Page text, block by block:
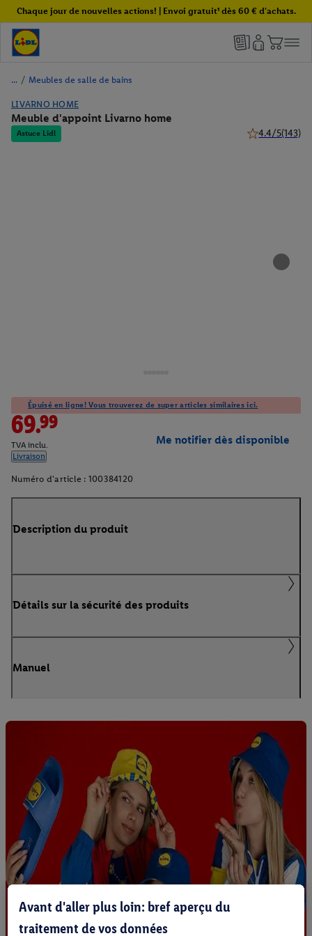
Chaque jour de nouvelles actions! | Envoi gratuit¹ dès 60 € d'achats.
/ Meubles de salle de bains
LIVARNO HOME
Meuble d'appoint Livarno home
Astuce Lidl 4.4/5(143)
Épuisé en ligne! Vous trouverez de super articles similaires ici.
69.99
TVA inclu.
Livraison
Me notifier dès disponible
Numéro d'article : 100384120
Description du produit
Détails sur la sécurité des produits
Manuel
Avant d'aller plus loin: bref aperçu du
traitement de vos données